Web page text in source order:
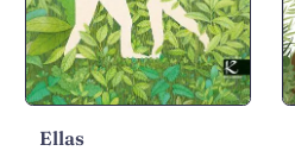
Ellas